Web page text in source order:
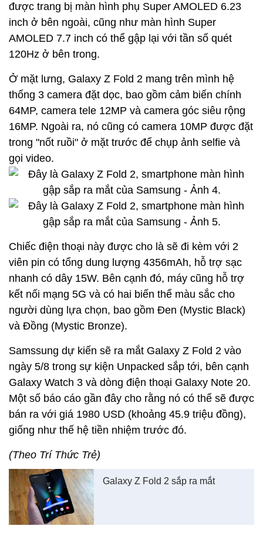
được trang bị màn hình phụ Super AMOLED 6.23
inch ở bên ngoài, cũng như màn hình Super
AMOLED 7.7 inch có thể gập lại với tần số quét
120Hz ở bên trong.
Ở mặt lưng, Galaxy Z Fold 2 mang trên mình hệ
thống 3 camera đặt dọc, bao gồm cảm biến chính
64MP, camera tele 12MP và camera góc siêu rộng
16MP. Ngoài ra, nó cũng có camera 10MP được đặt
trong "nốt ruồi" ở mặt trước để chụp ảnh selfie và
gọi video.
Chiếc điện thoại này được cho là sẽ đi kèm với 2
viên pin có tổng dung lượng 4356mAh, hỗ trợ sạc
nhanh có dây 15W. Bên cạnh đó, máy cũng hỗ trợ
kết nối mạng 5G và có hai biến thể màu sắc cho
người dùng lựa chọn, bao gồm Đen (Mystic Black)
và Đồng (Mystic Bronze).
Samssung dự kiến sẽ ra mắt Galaxy Z Fold 2 vào
ngày 5/8 trong sự kiện Unpacked sắp tới, bên cạnh
Galaxy Watch 3 và dòng điện thoại Galaxy Note 20.
Một số báo cáo gần đây cho rằng nó có thể sẽ được
bán ra với giá 1980 USD (khoảng 45.9 triệu đồng),
giống như thế hệ tiền nhiệm trước đó.
(Theo Trí Thức Trẻ)
Galaxy Z Fold 2 sắp ra mắt